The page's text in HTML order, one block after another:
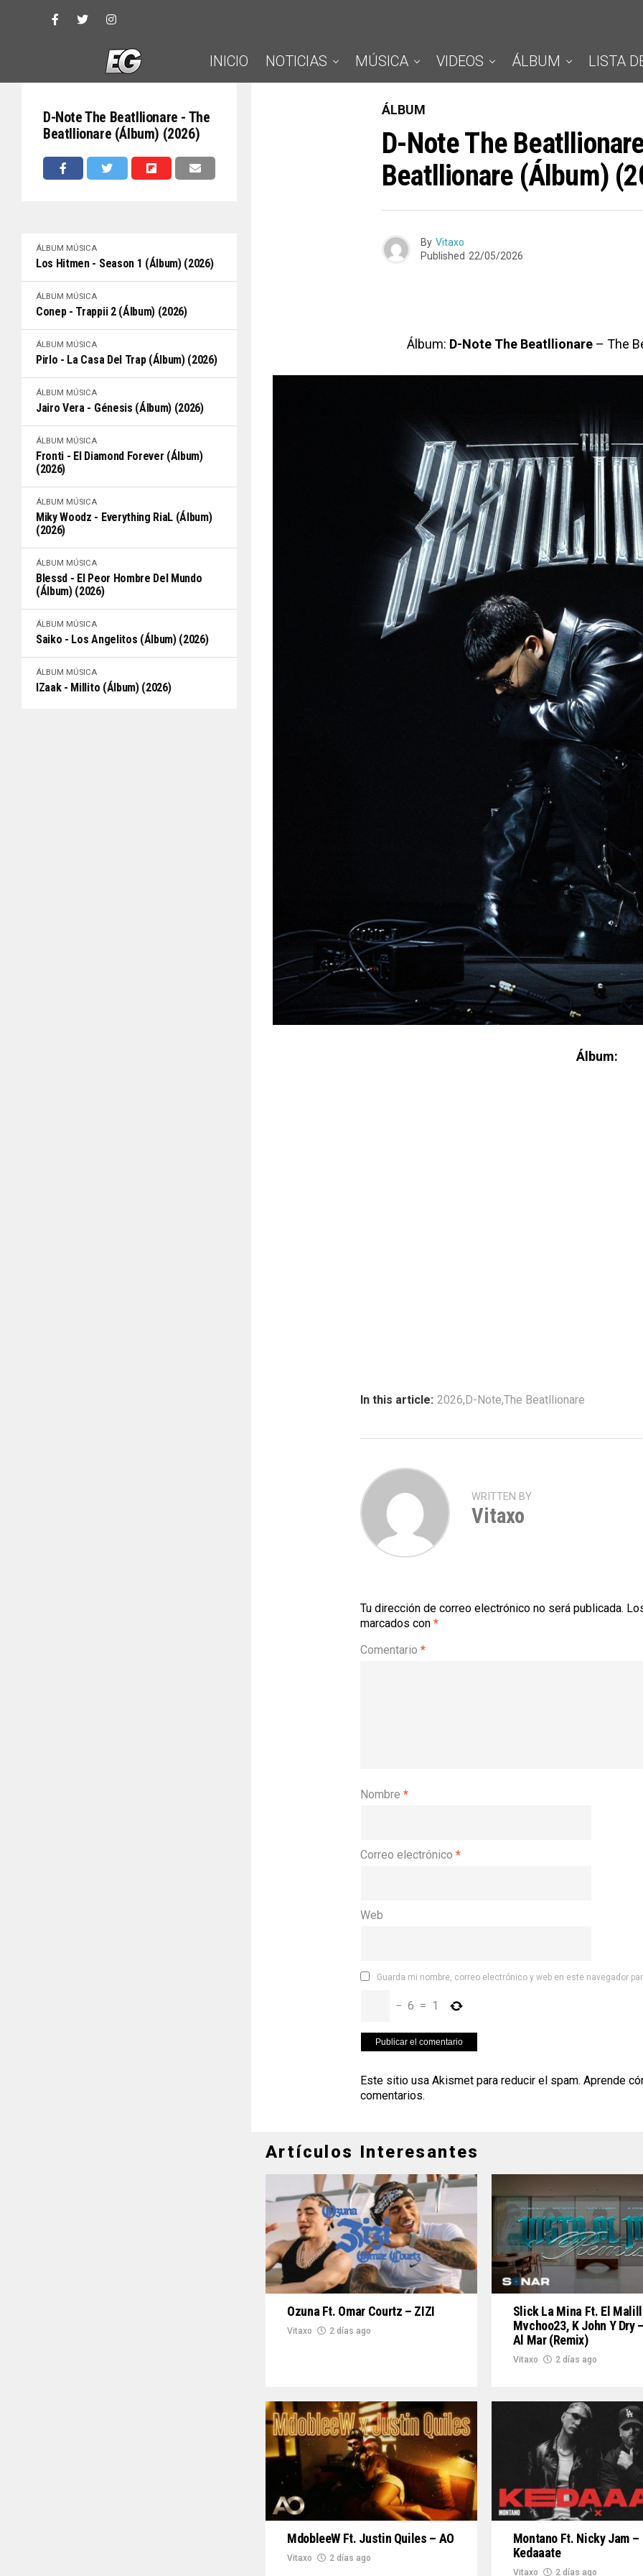
INICIO NOTICIAS MÚSICA VIDEOS ÁLBUM LISTA
D-Note The Beatllionare - The
Beatllionare (Álbum) (2026)
ÁLBUM MÚSICA
Los Hitmen - Season 1 (Álbum) (2026)
ÁLBUM MÚSICA
Conep - Trappii 2 (Álbum) (2026)
ÁLBUM MÚSICA
Pirlo - La Casa Del Trap (Álbum) (2026)
ÁLBUM MÚSICA
Jairo Vera - Génesis (Álbum) (2026)
ÁLBUM MÚSICA
Fronti - El Diamond Forever (Álbum)
(2026)
ÁLBUM MÚSICA
Miky Woodz - Everything RiaL (Álbum)
(2026)
ÁLBUM MÚSICA
Blessd - El Peor Hombre Del Mundo
(Álbum) (2026)
ÁLBUM MÚSICA
Saiko - Los Angelitos (Álbum) (2026)
ÁLBUM MÚSICA
IZaak - Millito (Álbum) (2026)
ÁLBUM
D-Note The
Beatllionare (Álbum)
By Vitaxo
Published 22/05/2026
Álbum: D-Note The Beatllionare – The
Álbum:
In this article: 2026, D-Note,The Beatllionare
WRITTEN BY
Vitaxo
Tu dirección de correo electrónico no será publicada.
marcados con *
Comentario *
Nombre *
Correo electrónico *
Web
Guarda mi nombre, correo electrónico y web en este navegador
− 6 = 1
Este sitio usa Akismet para reducir el spam. Aprende
comentarios.
Artículos Interesantes
Ozuna Ft. Omar Courtz – ZIZI
Vitaxo 2 días ago
Slick La Mina Ft. El
Mvchoo23, K John Y Dry
Al Mar (Remix)
Vitaxo 2 días ago
MdobleeW Ft. Justin Quiles – AO
Vitaxo 2 días ago
Montano Ft. Nicky Jam –
Kedaaate
Vitaxo 2 días ago